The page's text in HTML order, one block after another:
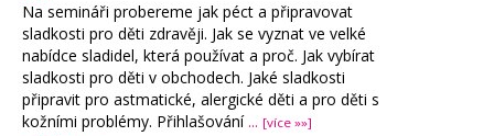
Na semináři probereme jak péct a připravovat
sladkosti pro děti zdravěji. Jak se vyznat ve velké
nabídce sladidel, která používat a proč. Jak vybírat
sladkosti pro děti v obchodech. Jaké sladkosti
připravit pro astmatické, alergické děti a pro děti s
kožními problémy. Přihlašování... [více »»]